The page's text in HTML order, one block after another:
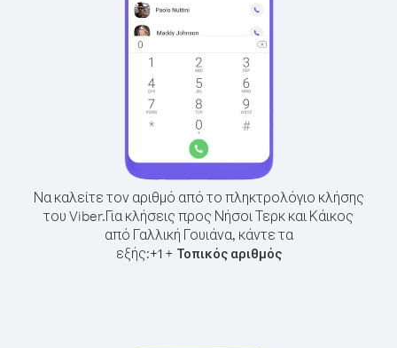
Να καλείτε τον αριθμό από το πληκτρολόγιο κλήσης
του Viber.Για κλήσεις προς Νήσοι Τερκ και Κάικος
από Γαλλική Γουιάνα, κάντε τα
εξής:+1+ Τοπικός αριθμός